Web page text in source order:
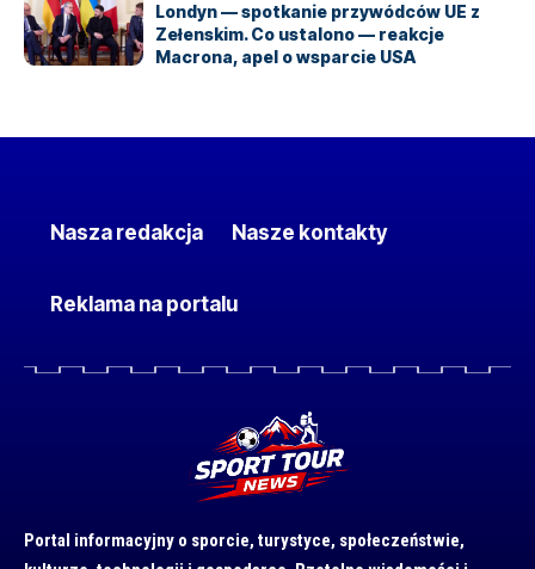
Londyn — spotkanie przywódców UE z
Zełenskim. Co ustalono — reakcje
Macrona, apel o wsparcie USA
Nasza redakcja Nasze kontakty
Reklama na portalu
Portal informacyjny o sporcie, turystyce, społeczeństwie,